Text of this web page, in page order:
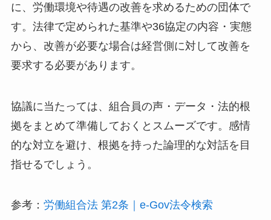
に、労働環境や待遇の改善を求めるための団体で
す。法律で定められた基準や36協定の内容・実態
から、改善が必要な場合は経営側に対して改善を
要求する必要があります。
協議に当たっては、組合員の声・データ・法的根
拠をまとめて準備しておくとスムーズです。感情
的な対立を避け、根拠を持った論理的な対話を目
指せるでしょう。
参考： 労働組合法 第2条｜e-Gov法令検索